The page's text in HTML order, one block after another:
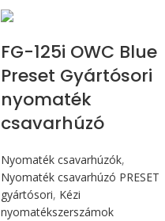
FG-125i OWC Blue
Preset Gyártósori
nyomaték
csavarhúzó
Nyomaték csavarhúzók,
Nyomaték csavarhúzó PRESET
gyártósori, Kézi
nyomatékszerszámok